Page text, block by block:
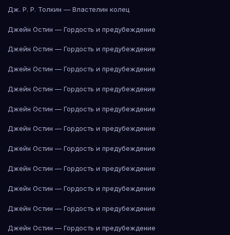
Дж. Р. Р. Толкин — Властелин колец
Джейн Остин — Гордость и предубеждение
Джейн Остин — Гордость и предубеждение
Джейн Остин — Гордость и предубеждение
Джейн Остин — Гордость и предубеждение
Джейн Остин — Гордость и предубеждение
Джейн Остин — Гордость и предубеждение
Джейн Остин — Гордость и предубеждение
Джейн Остин — Гордость и предубеждение
Джейн Остин — Гордость и предубеждение
Джейн Остин — Гордость и предубеждение
Джейн Остин — Гордость и предубеждение